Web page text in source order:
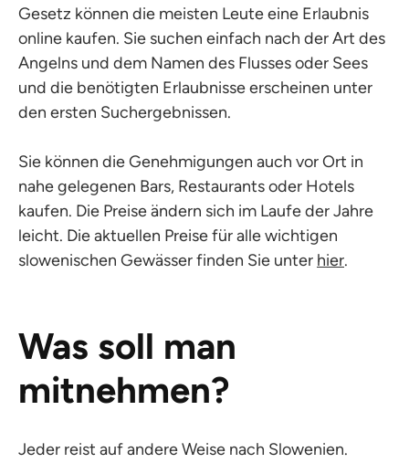
Gesetz können die meisten Leute eine Erlaubnis
online kaufen. Sie suchen einfach nach der Art des
Angelns und dem Namen des Flusses oder Sees
und die benötigten Erlaubnisse erscheinen unter
den ersten Suchergebnissen.
Sie können die Genehmigungen auch vor Ort in
nahe gelegenen Bars, Restaurants oder Hotels
kaufen. Die Preise ändern sich im Laufe der Jahre
leicht. Die aktuellen Preise für alle wichtigen
slowenischen Gewässer finden Sie unter hier.
Was soll man
mitnehmen?
Jeder reist auf andere Weise nach Slowenien.